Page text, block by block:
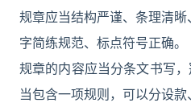
规章应当结构严谨、条理清
字简练规范、标点符号正确。
规章的内容应当分条文书写
当包含一项规则，可以分设